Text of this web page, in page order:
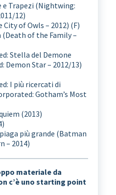
Trapezi (Nightwing:
12)
of Owls – 2012) (F)
of the Family –
Stella del Demone
Demon Star – 2012/13)
I più ricercati di
Gotham’s Most
(2013)
più grande (Batman
– 2014)
materiale da
c’è uno starting point